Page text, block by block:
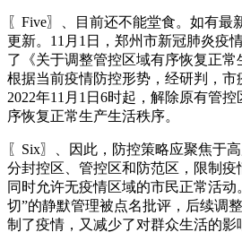
〖Five〗、目前还不能堂食。如有最
更新。11月1日，郑州市新冠肺炎疫
了《关于调整管控区域有序恢复正常
根据当前疫情防控形势，经研判，市
2022年11月1日6时起，解除原有管
序恢复正常生产生活秩序。
〖Six〗、因此，防控策略应聚焦于
分封控区、管控区和防范区，限制疫
同时允许无疫情区域的市民正常活动
切”的静默管理被点名批评，后续调
制了疫情，又减少了对群众生活的影